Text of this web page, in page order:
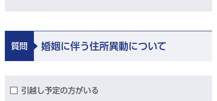
質問 婚姻に伴う住所異動について
引越し予定の方がいる